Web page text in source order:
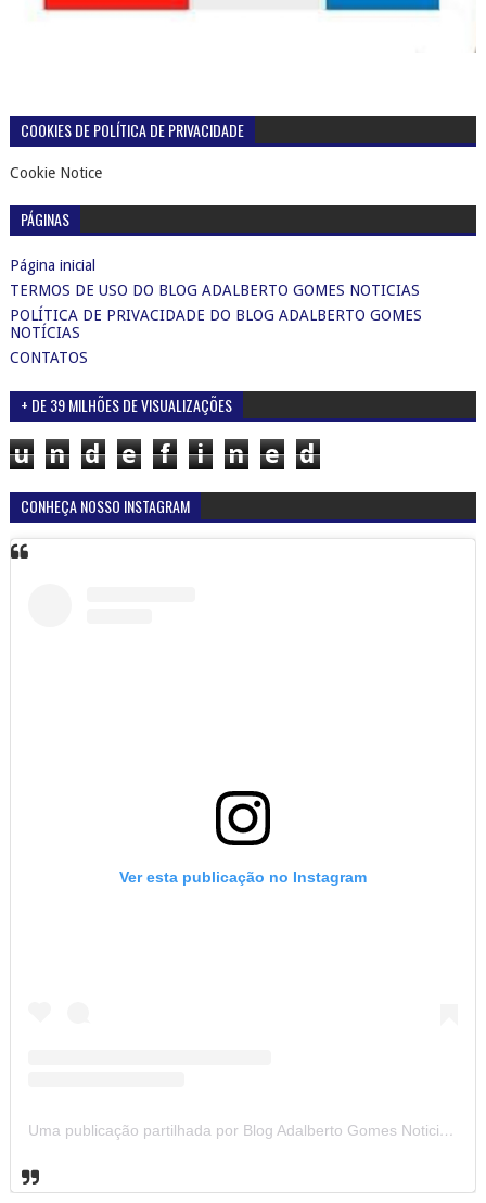
COOKIES DE POLÍTICA DE PRIVACIDADE
Cookie Notice
PÁGINAS
Página inicial
TERMOS DE USO DO BLOG ADALBERTO GOMES NOTICIAS
POLÍTICA DE PRIVACIDADE DO BLOG ADALBERTO GOMES
NOTÍCIAS
CONTATOS
+ DE 39 MILHÕES DE VISUALIZAÇÕES
u n d e f i n e d
CONHEÇA NOSSO INSTAGRAM
Ver esta publicação no Instagram
Uma publicação partilhada por Blog Adalberto Gomes Noticias (@blogadalbertogomesnoticiass)